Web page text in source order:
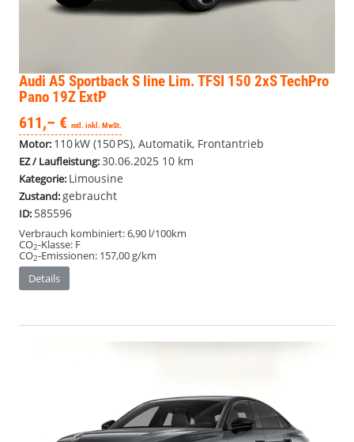
Audi A5 SportbackS line Lim. TFSI 150 2xS TechPro
Pano 19Z ExtP
611,– € mtl. inkl. MwSt.
Motor: 110 kW (150 PS), Automatik, Frontantrieb
EZ / Laufleistung:30.06.2025 10 km
Kategorie: Limousine
Zustand: gebraucht
ID: 585596
Verbrauch kombiniert:6,90 l/100km
CO2-Klasse: F
CO2-Emissionen: 157,00 g/km
Details